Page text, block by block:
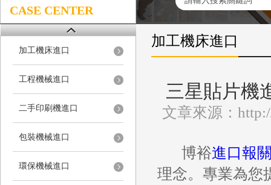
CASE CENTER
加工機床進口
工程機械進口
二手印刷機進口
包裝機械進口
環保機械進口
加工機床進口
三星貼片機
文章來源：
博裕進口報
理念。專業為您